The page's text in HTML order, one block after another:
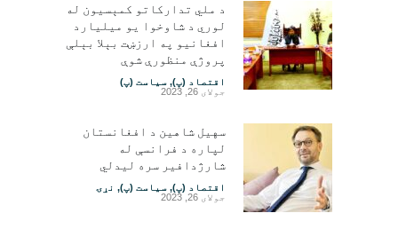
د ملي تدارکاتو کمېسیون له
لوري د شاوخوا یو میلیارد
افغانیو په ارزښت بېلا بېلې
پروژې منظورې شوې
اقتصاد (پ), سیاست (پ)
جولای 26, 2023
سهیل شاهین د افغانستان
لپاره د فرانسې له
شارژدافیر سره لیدلي
اقتصاد (پ), سیاست (پ), نړۍ
جولای 26, 2023